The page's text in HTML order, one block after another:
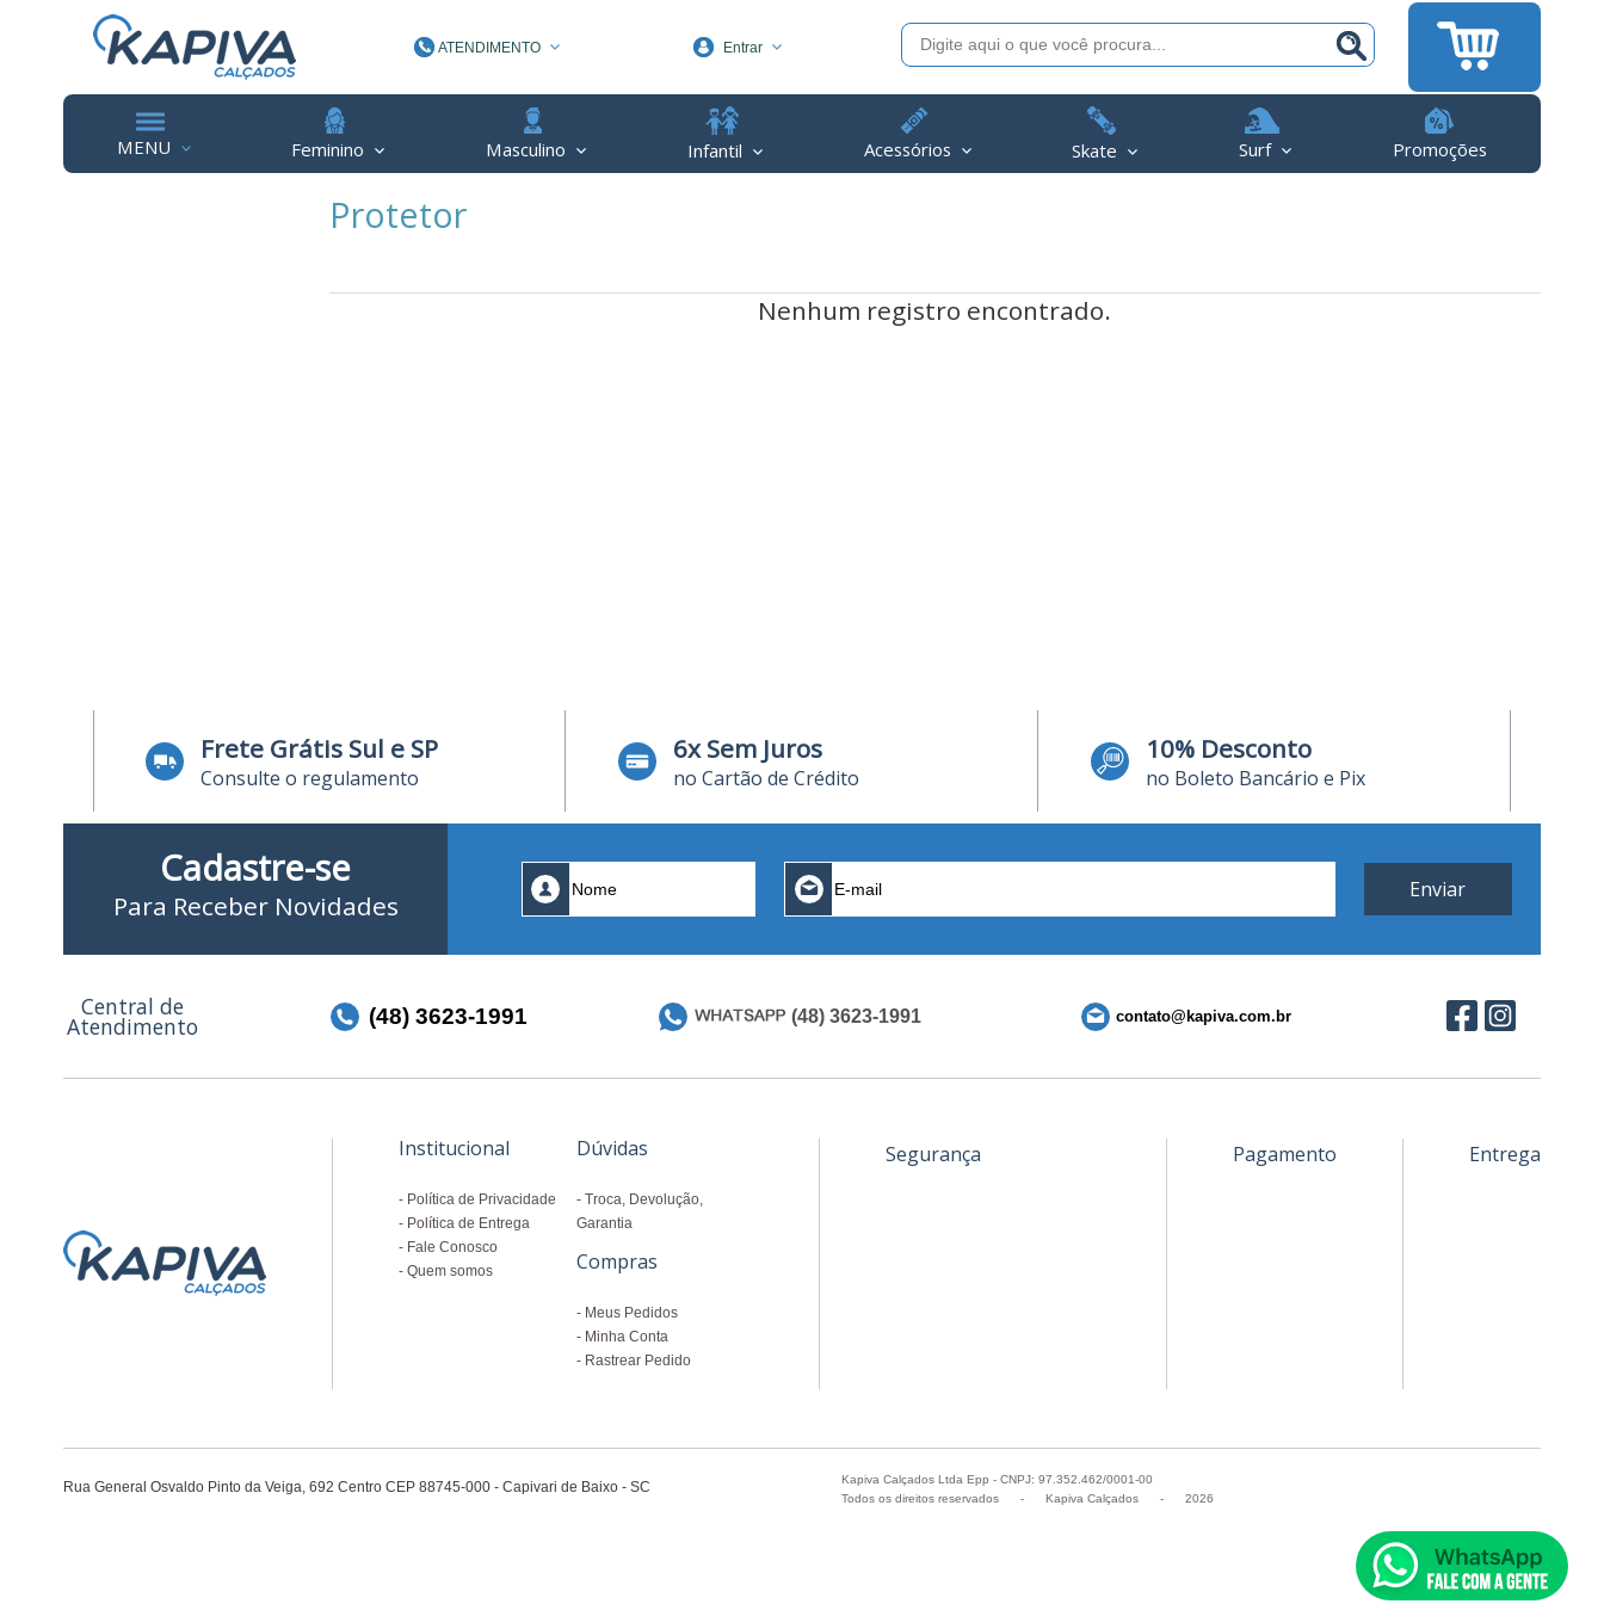
ATENDIMENTO
(48) 3623-1991
contato@kapiva.com.br
Entrar
MENU Feminino Masculino Infantil Acessórios Skate Surf Promoções
Protetor
Nenhum registro encontrado.
Frete Grátis Sul e SP
Consulte o regulamento
6x Sem Juros
no Cartão de Crédito
10% Desconto
no Boleto Bancário e Pix
Cadastre-se
Para Receber Novidades
Central de
Atendimento (48) 3623-1991 (48) 3623-1991 contato@kapiva.com.br
Institucional
Política de Privacidade
Política de Entrega
Fale Conosco
Quem somos
Dúvidas
Troca, Devolução,
Garantia
Compras
Meus Pedidos
Minha Conta
Rastrear Pedido
Segurança Pagamento Entrega
Rua General Osvaldo Pinto da Veiga, 692 Centro CEP 88745-000 - Capivari de Baixo - SC
Kapiva Calçados Ltda Epp - CNPJ: 97.352.462/0001-00
Todos os direitos reservados
- Kapiva Calçados - 2026